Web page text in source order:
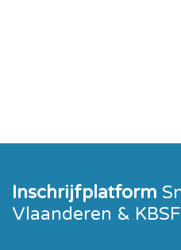
Inschrijfplatform
Vlaanderen & KBSF